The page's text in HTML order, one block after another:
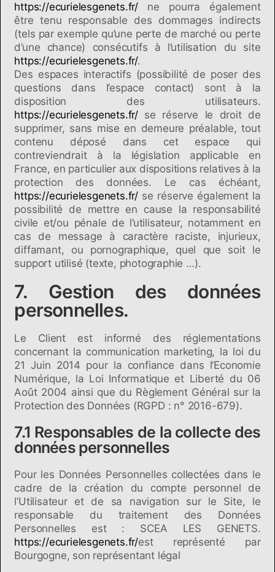
https://ecurielesgenets.fr/ ne pourra également
être tenu responsable des dommages indirects
(tels par exemple qu’une perte de marché ou perte
d’une chance) consécutifs à l’utilisation du site
https://ecurielesgenets.fr/.
Des espaces interactifs (possibilité de poser des
questions dans l’espace contact) sont à la
disposition des utilisateurs.
https://ecurielesgenets.fr/ se réserve le droit de
supprimer, sans mise en demeure préalable, tout
contenu déposé dans cet espace qui
contreviendrait à la législation applicable en
France, en particulier aux dispositions relatives à la
protection des données. Le cas échéant,
https://ecurielesgenets.fr/ se réserve également la
possibilité de mettre en cause la responsabilité
civile et/ou pénale de l’utilisateur, notamment en
cas de message à caractère raciste, injurieux,
diffamant, ou pornographique, quel que soit le
support utilisé (texte, photographie …).
7. Gestion des données
personnelles.
Le Client est informé des réglementations
concernant la communication marketing, la loi du
21 Juin 2014 pour la confiance dans l’Economie
Numérique, la Loi Informatique et Liberté du 06
Août 2004 ainsi que du Règlement Général sur la
Protection des Données (RGPD : n° 2016-679).
7.1 Responsables de la collecte des
données personnelles
Pour les Données Personnelles collectées dans le
cadre de la création du compte personnel de
l’Utilisateur et de sa navigation sur le Site, le
responsable du traitement des Données
Personnelles est : SCEA LES GENETS.
https://ecurielesgenets.fr/est représenté par
Bourgogne, son représentant légal